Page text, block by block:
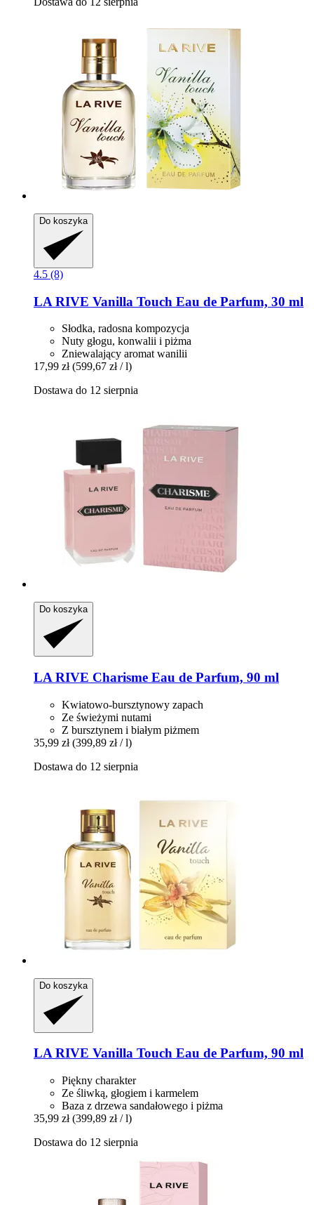
Do koszyka
4.5 (8)
LA RIVE Vanilla Touch Eau de Parfum, 30 ml
Słodka, radosna kompozycja
Nuty głogu, konwalii i piżma
Zniewalający aromat wanilii
17,99 zł (599,67 zł / l)
Dostawa do 12 sierpnia
Do koszyka
LA RIVE Charisme Eau de Parfum, 90 ml
Kwiatowo-bursztynowy zapach
Ze świeżymi nutami
Z bursztynem i białym piżmem
35,99 zł (399,89 zł / l)
Dostawa do 12 sierpnia
Do koszyka
LA RIVE Vanilla Touch Eau de Parfum, 90 ml
Piękny charakter
Ze śliwką, głogiem i karmelem
Baza z drzewa sandałowego i piżma
35,99 zł (399,89 zł / l)
Dostawa do 12 sierpnia